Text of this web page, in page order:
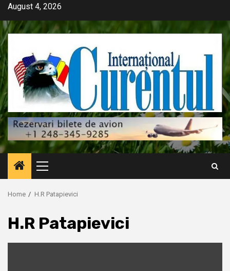
Skip
content
August 4, 2026
Primary
Menu
Home H.R Patapievici
H.R Patapievici